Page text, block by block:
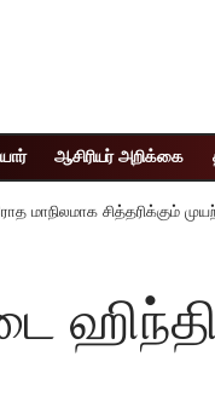
ஆசிரியர் அறிக்கை
மாநிலமாக சித்தரிக்கும்
ஹிந்தி